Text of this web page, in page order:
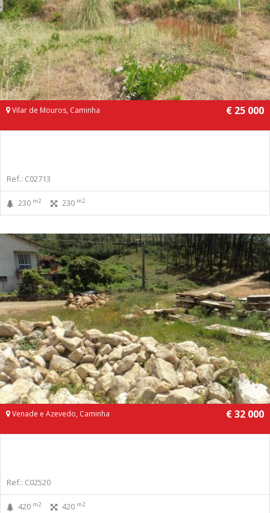
Vilar de Mouros, Caminha € 25 000
Ref.: C02713
230 m2 230 m2
Venade e Azevedo, Caminha € 32 000
Ref.: C02520
420 m2 420 m2